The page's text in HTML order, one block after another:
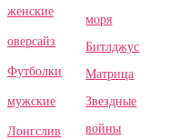
женские
оверсайз
Футболки
мужские
Лонгслив
моря
Битлджус
Матрица
Звездные
войны